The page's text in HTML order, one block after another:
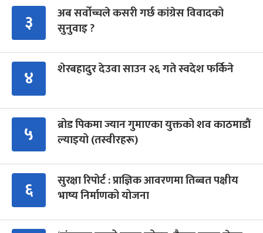
३
अब सर्वोच्चले कसरी गर्छ कांग्रेस विवादको
सुनुवाइ ?
४ शेरबहादुर देउवा साउन २६ गते स्वदेश फर्किने
५
ब्रोड पिकमा ज्यान गुमाएका युक्तको शव काठमाडौं
ल्याइयो (तस्वीरहरू)
६
सुरक्षा रिपोर्ट : प्राज्ञिक आवरणमा तिब्बत पक्षीय
भाष्य निर्माणको योजना